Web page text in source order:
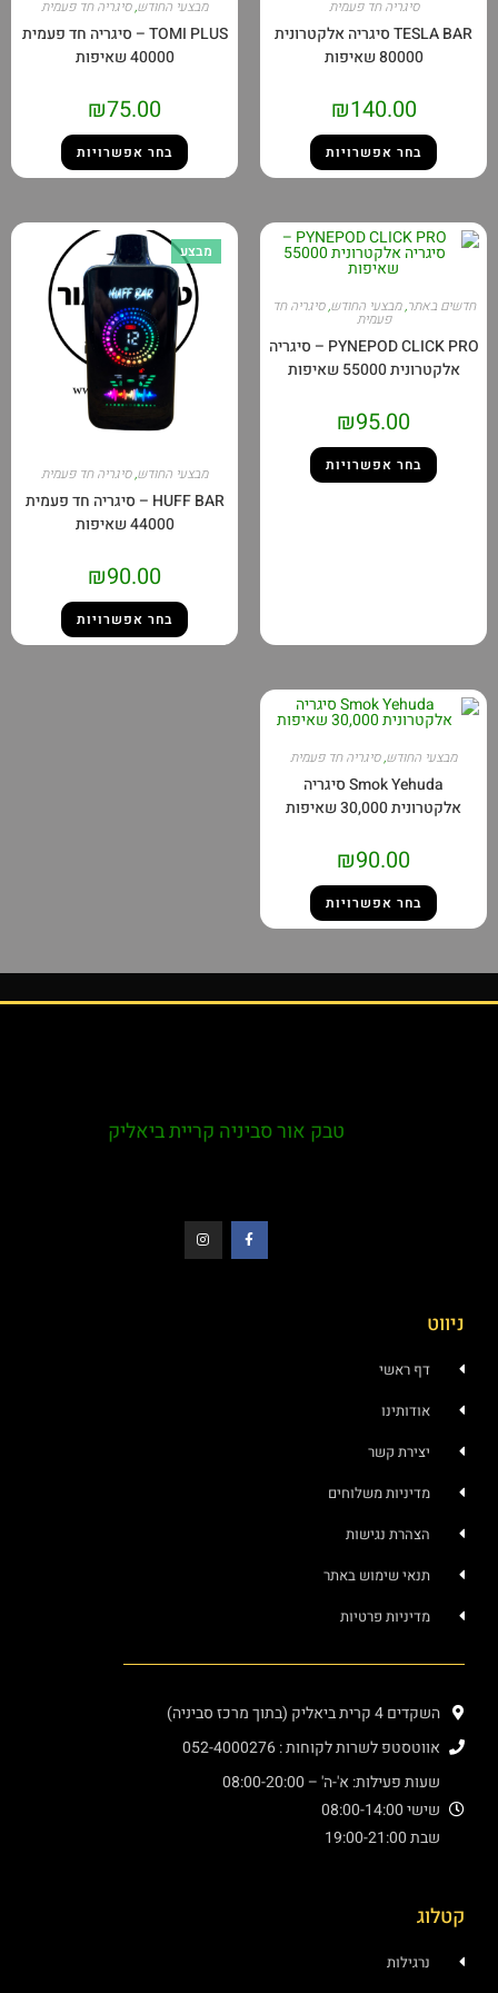
סיגריה חד פעמית
TESLA BAR סיגריה אלקטרונית
₪140.00
בחר אפשרויות
מבצעי החודש,סיגריה חד פעמית
TOMI PLUS – סיגריה חד פעמית
₪
בחר אפשרויות
באתר,מבצעי החודש,סיגריה חד
PYNEPOD CLICK PRO – סיגריה
55000 שאיפות
₪
בחר אפשרויות מבצעי החודש,סיגריה חד פעמית
HUFF BAR – סיגריה חד פעמית
₪
בחר אפשרויות
החודש,סיגריה חד פעמית
Smok Yehuda סיגריה
30,000 שאיפות
₪
בחר אפשרויות
טבק אור סביניה קריית ביאליק
דף ראשי
אודותינו
יצירת קשר
מדיניות משלוחים
הצהרת נגישות
תנאי שימוש באתר
מדיניות פרטיות
השקדים 4 קרית ביאליק (בתוך מרכז סביניה)
אווטסטפ לשרות לקוחות : 052-4000276
שעות פעילות: א'-ה' – 08:00-20:00
שישי 08:00-14:00
נרגילות